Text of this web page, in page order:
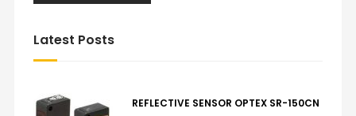
Latest Posts
REFLECTIVE SENSOR OPTEX SR-150CN